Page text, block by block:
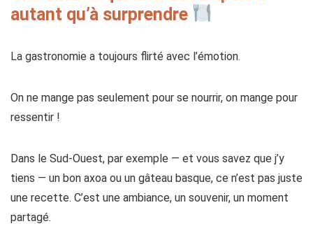
autant qu’à surprendre
La gastronomie a toujours flirté avec l’émotion.
On ne mange pas seulement pour se nourrir, on mange pour
ressentir !
Dans le Sud-Ouest, par exemple — et vous savez que j’y
tiens — un bon axoa ou un gâteau basque, ce n’est pas juste
une recette. C’est une ambiance, un souvenir, un moment
partagé.